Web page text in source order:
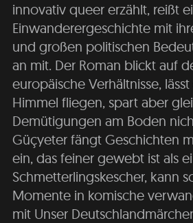
innovativ queer erzählt, reißt
Einwanderergeschichte mit
und großen politischen
an mit. Der Roman blickt auf
europäische Verhältnisse,
Himmel fliegen, spart aber
Demütigungen am Boden
Güçyeter fängt Geschichten
ein, das feiner gewebt ist als
Schmetterlingskescher, kann
Momente in komische
mit Unser